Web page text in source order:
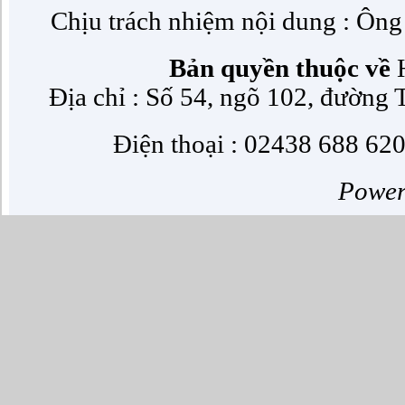
Chịu trách nhiệm nội dung :
Bản quyền thuộc về
Địa chỉ : Số 54, ngõ 102, đường
Điện thoại : 02438 688